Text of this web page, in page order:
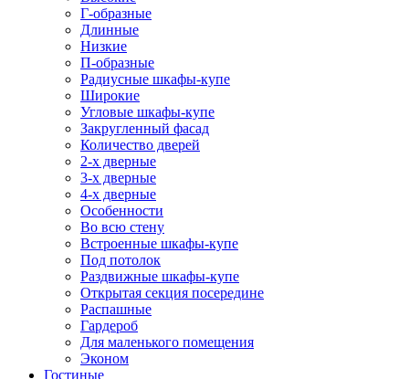
Г-образные
Длинные
Низкие
П-образные
Радиусные шкафы-купе
Широкие
Угловые шкафы-купе
Закругленный фасад
Количество дверей
2-х дверные
3-х дверные
4-х дверные
Особенности
Во всю стену
Встроенные шкафы-купе
Под потолок
Раздвижные шкафы-купе
Открытая секция посередине
Распашные
Гардероб
Для маленького помещения
Эконом
Гостиные